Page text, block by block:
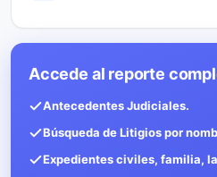
Accede al reporte
Antecedentes Judiciales.
Búsqueda de Litigios por
Expedientes civiles, familia,